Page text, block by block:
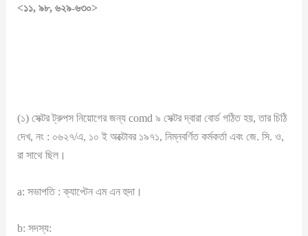
<১১, ৯৮, ৬২৯-৬৩০>
(১) সেক্টর ট্রুপস নিয়োগের জন্য comd ৯ সেক্টর দ্বারা বোর্ড গঠিত হয়, তার চিঠি
দেখ, নং : ০৬২৭/এ, ১০ ই অক্টোবর ১৯৭১, নিম্নবর্ণিত কর্মকর্তা এবং জে. সি. ও,
রা সাথে ছিল।
a: সভাপতি : ক্যাপ্টেন এম এন হুদা।
b: সদস্য: